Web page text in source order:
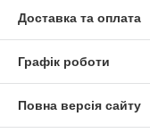
Доставка та оплата
Графік роботи
Повна версія сайту